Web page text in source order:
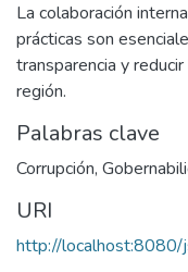
La colaboración
prácticas son
transparencia y
región.
Palabras clave
Corrupción,
URI
http://localhost:8080/